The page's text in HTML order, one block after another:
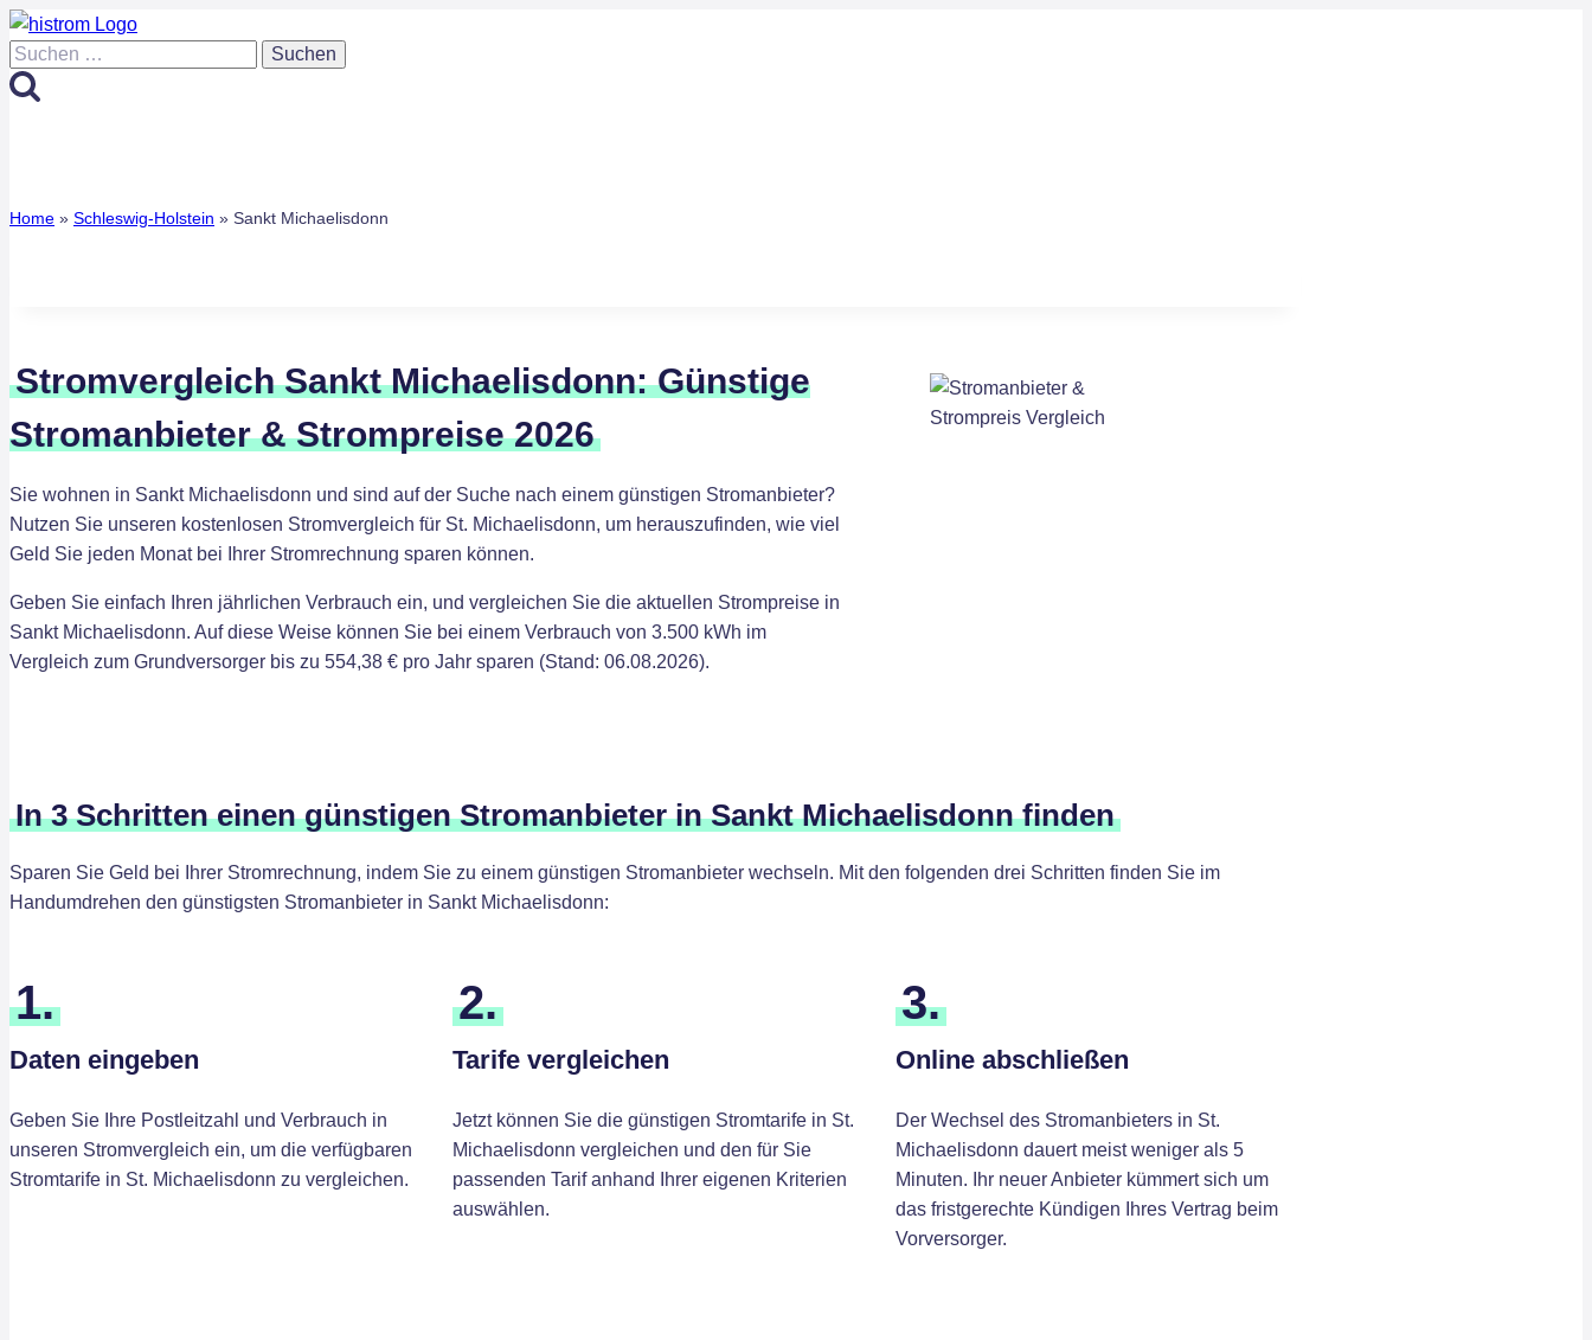
Zum
Inhalt
springen
Suchen
nach:
Home » Schleswig-Holstein » Sankt Michaelisdonn
Stromvergleich Sankt Michaelisdonn: Günstige
Stromanbieter & Strompreise 2026
Sie wohnen in Sankt Michaelisdonn und sind auf der Suche nach einem günstigen Stromanbieter?
Nutzen Sie unseren kostenlosen Stromvergleich für St. Michaelisdonn, um herauszufinden, wie viel
Geld Sie jeden Monat bei Ihrer Stromrechnung sparen können.
Geben Sie einfach Ihren jährlichen Verbrauch ein, und vergleichen Sie die aktuellen Strompreise in
Sankt Michaelisdonn. Auf diese Weise können Sie bei einem Verbrauch von 3.500 kWh im
Vergleich zum Grundversorger bis zu 554,38 € pro Jahr sparen (Stand: 06.08.2026).
In 3 Schritten einen günstigen Stromanbieter in Sankt Michaelisdonn finden
Sparen Sie Geld bei Ihrer Stromrechnung, indem Sie zu einem günstigen Stromanbieter wechseln. Mit den folgenden drei Schritten finden Sie im
Handumdrehen den günstigsten Stromanbieter in Sankt Michaelisdonn:
1.
Daten eingeben
Geben Sie Ihre Postleitzahl und Verbrauch in
unseren Stromvergleich ein, um die verfügbaren
Stromtarife in St. Michaelisdonn zu vergleichen.
2.
Tarife vergleichen
Jetzt können Sie die günstigen Stromtarife in St.
Michaelisdonn vergleichen und den für Sie
passenden Tarif anhand Ihrer eigenen Kriterien
auswählen.
3.
Online abschließen
Der Wechsel des Stromanbieters in St.
Michaelisdonn dauert meist weniger als 5
Minuten. Ihr neuer Anbieter kümmert sich um
das fristgerechte Kündigen Ihres Vertrag beim
Vorversorger.